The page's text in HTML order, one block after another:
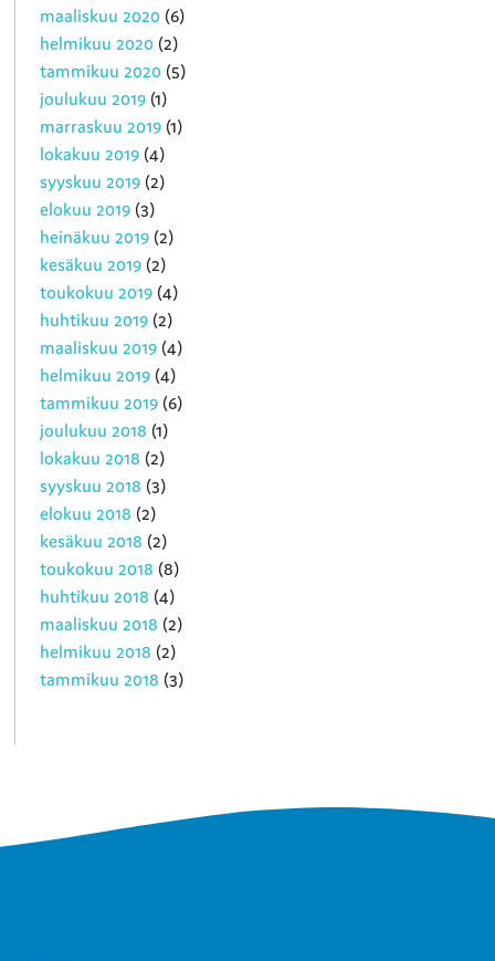
maaliskuu 2020 (6)
helmikuu 2020 (2)
tammikuu 2020 (5)
joulukuu 2019 (1)
marraskuu 2019 (1)
lokakuu 2019 (4)
syyskuu 2019 (2)
elokuu 2019 (3)
heinäkuu 2019 (2)
kesäkuu 2019 (2)
toukokuu 2019 (4)
huhtikuu 2019 (2)
maaliskuu 2019 (4)
helmikuu 2019 (4)
tammikuu 2019 (6)
joulukuu 2018 (1)
lokakuu 2018 (2)
syyskuu 2018 (3)
elokuu 2018 (2)
kesäkuu 2018 (2)
toukokuu 2018 (8)
huhtikuu 2018 (4)
maaliskuu 2018 (2)
helmikuu 2018 (2)
tammikuu 2018 (3)